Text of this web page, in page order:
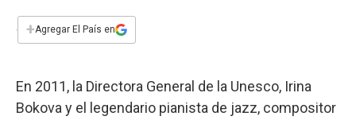
e
b
k
s
p
t
n
i
l
+Agregar El País en
En 2011, la Directora General de la Unesco, Irina
Bokova y el legendario pianista de jazz, compositor